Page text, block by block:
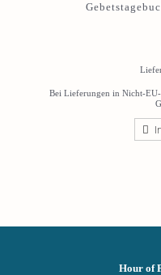
Bei Lieferungen in Nicht-
Hour of